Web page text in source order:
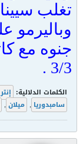
3/3 .
الكلمات الدلالية: إنتر
سامبدوريا , ميلان ,